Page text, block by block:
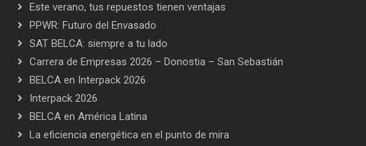
PPWR: Futuro del Envasado
Este verano, tus repuestos tienen ventajas
PPWR: Futuro del Envasado
SAT BELCA: siempre a tu lado
Carrera de Empresas 2026 – Donostia – San Sebastián
BELCA en Interpack 2026
Interpack 2026
BELCA en América Latina
La eficiencia energética en el punto de mira